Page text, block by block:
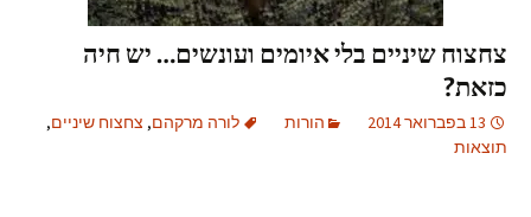
צחצוח שיניים בלי איומים ועונשים… יש חיה
כזאת?
13 בפברואר 2014 הורות לורה מרקהם, צחצוח שיניים,
תוצאות